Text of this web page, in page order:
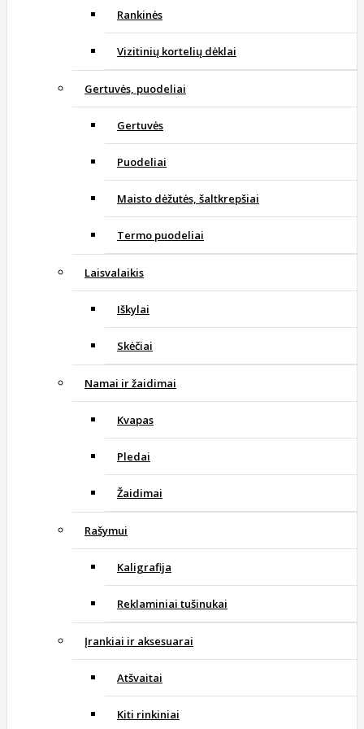
Rankinės
Vizitinių kortelių dėklai
Gertuvės, puodeliai
Gertuvės
Puodeliai
Maisto dėžutės, šaltkrepšiai
Termo puodeliai
Laisvalaikis
Iškylai
Skėčiai
Namai ir žaidimai
Kvapas
Pledai
Žaidimai
Rašymui
Kaligrafija
Reklaminiai tušinukai
Įrankiai ir aksesuarai
Atšvaitai
Kiti rinkiniai